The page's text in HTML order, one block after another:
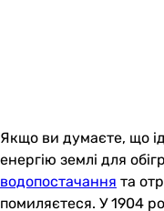
Якщо ви думаєте, що
енергію землі для
водопостачання та
помиляєтеся. У 1904